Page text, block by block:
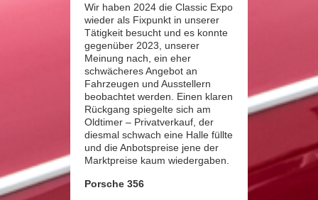
Wir haben 2024 die Classic Expo
wieder als Fixpunkt in unserer
Tätigkeit besucht und es konnte
gegenüber 2023, unserer
Meinung nach, ein eher
schwächeres Angebot an
Fahrzeugen und Ausstellern
beobachtet werden. Einen klaren
Rückgang spiegelte sich am
Oldtimer – Privatverkauf, der
diesmal schwach eine Halle füllte
und die Anbotspreise jene der
Marktpreise kaum wiedergaben.
Porsche 356